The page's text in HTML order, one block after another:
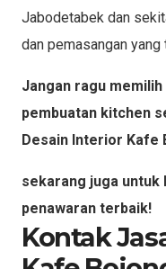
Jabodetabek dan
dan pemasangan yang
Jangan ragu
pembuatan kitchen
Desain Interior Kafe
sekarang juga
penawaran terbaik!
Kontak